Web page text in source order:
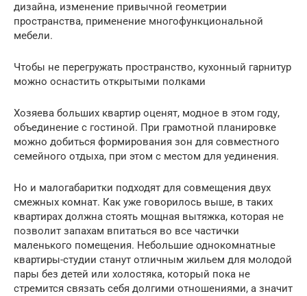
дизайна, изменение привычной геометрии
пространства, применение многофункциональной
мебели.
Чтобы не перегружать пространство, кухонный гарнитур
можно оснастить открытыми полками
Хозяева больших квартир оценят, модное в этом году,
объединение с гостиной. При грамотной планировке
можно добиться формирования зон для совместного
семейного отдыха, при этом с местом для уединения.
Но и малогабаритки подходят для совмещения двух
смежных комнат. Как уже говорилось выше, в таких
квартирах должна стоять мощная вытяжка, которая не
позволит запахам впитаться во все частички
маленького помещения. Небольшие однокомнатные
квартиры-студии станут отличным жильем для молодой
пары без детей или холостяка, который пока не
стремится связать себя долгими отношениями, а значит